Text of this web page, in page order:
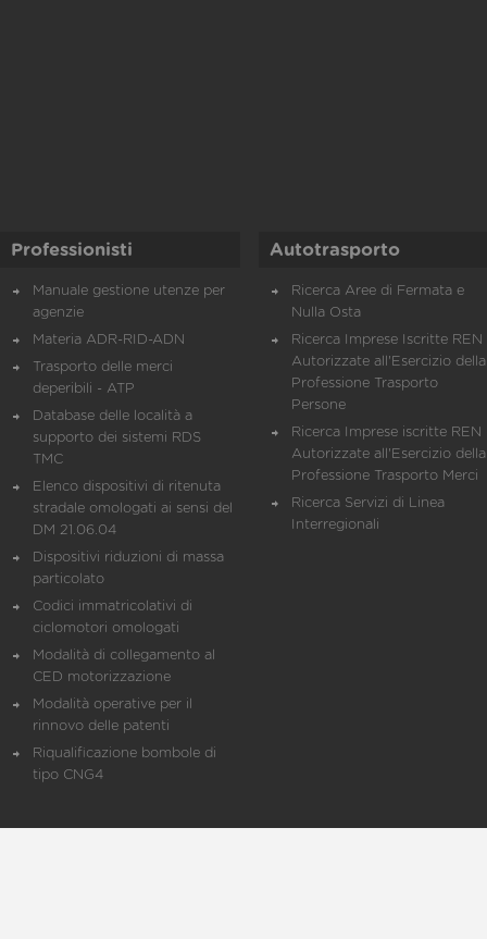
Professionisti
Manuale gestione utenze per
agenzie
Materia ADR-RID-ADN
Trasporto delle merci
deperibili - ATP
Database delle località a
supporto dei sistemi RDS
TMC
Elenco dispositivi di ritenuta
stradale omologati ai sensi del
DM 21.06.04
Dispositivi riduzioni di massa
particolato
Codici immatricolativi di
ciclomotori omologati
Modalità di collegamento al
CED motorizzazione
Modalità operative per il
rinnovo delle patenti
Riqualificazione bombole di
tipo CNG4
Autotrasporto
Ricerca Aree di Fermata e
Nulla Osta
Ricerca Imprese Iscritte REN
Autorizzate all'Esercizio della
Professione Trasporto
Persone
Ricerca Imprese iscritte REN
Autorizzate all'Esercizio della
Professione Trasporto Merci
Ricerca Servizi di Linea
Interregionali